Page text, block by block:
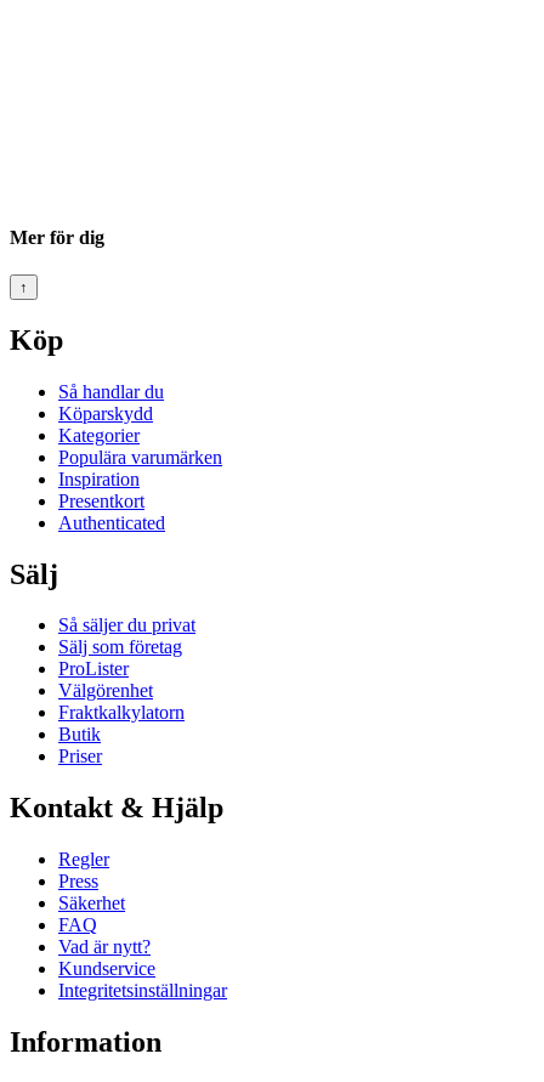
Mer för dig
↑
Köp
Så handlar du
Köparskydd
Kategorier
Populära varumärken
Inspiration
Presentkort
Authenticated
Sälj
Så säljer du privat
Sälj som företag
ProLister
Välgörenhet
Fraktkalkylatorn
Butik
Priser
Kontakt & Hjälp
Regler
Press
Säkerhet
FAQ
Vad är nytt?
Kundservice
Integritetsinställningar
Information